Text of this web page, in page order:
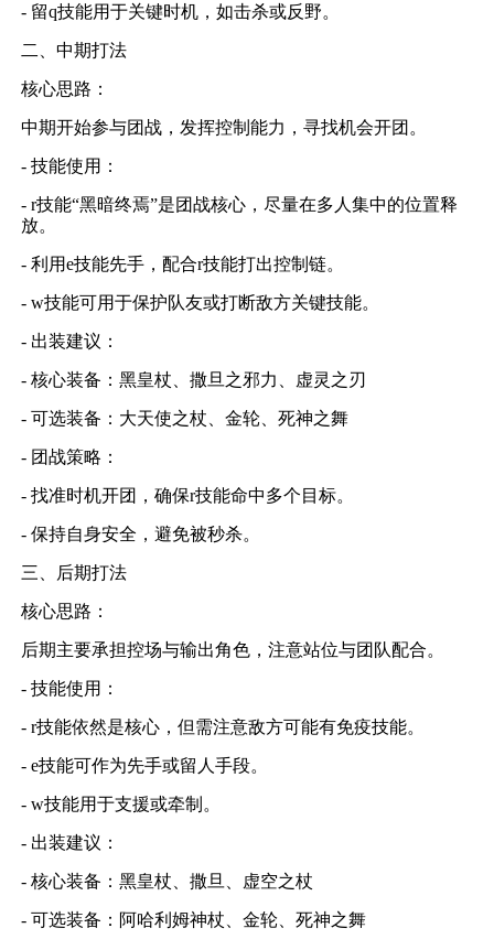
- 留q技能用于关键时机，如击杀或反野。
二、中期打法
核心思路：
中期开始参与团战，发挥控制能力，寻找机会开团。
- 技能使用：
- r技能“黑暗终焉”是团战核心，尽量在多人集中的位置释
放。
- 利用e技能先手，配合r技能打出控制链。
- w技能可用于保护队友或打断敌方关键技能。
- 出装建议：
- 核心装备：黑皇杖、撒旦之邪力、虚灵之刃
- 可选装备：大天使之杖、金轮、死神之舞
- 团战策略：
- 找准时机开团，确保r技能命中多个目标。
- 保持自身安全，避免被秒杀。
三、后期打法
核心思路：
后期主要承担控场与输出角色，注意站位与团队配合。
- 技能使用：
- r技能依然是核心，但需注意敌方可能有免疫技能。
- e技能可作为先手或留人手段。
- w技能用于支援或牵制。
- 出装建议：
- 核心装备：黑皇杖、撒旦、虚空之杖
- 可选装备：阿哈利姆神杖、金轮、死神之舞